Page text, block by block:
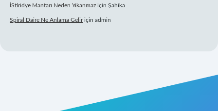
İStiridye Mantarı Neden Yıkanmaz için Şahika
Spiral Daire Ne Anlama Geliriçin admin